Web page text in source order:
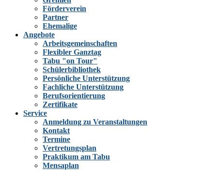
Förderverein
Partner
Ehemalige
Angebote
Arbeitsgemeinschaften
Flexibler Ganztag
Tabu "on Tour"
Schülerbibliothek
Persönliche Unterstützung
Fachliche Unterstützung
Berufsorientierung
Zertifikate
Service
Anmeldung zu Veranstaltungen
Kontakt
Termine
Vertretungsplan
Praktikum am Tabu
Mensaplan